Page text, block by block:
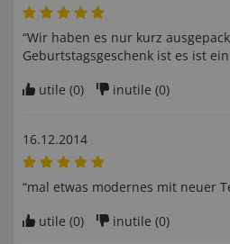
“Wir haben es nur kurz
Geburtstagsgeschenk ist es ist
utile (0) inutile (0)
16.12.2014
“mal etwas modernes mit neuer
utile (0) inutile (0)